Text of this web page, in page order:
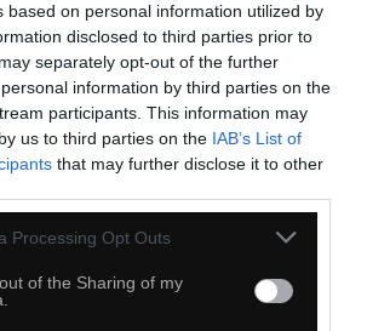
based on personal information utilized by
disclosed to third parties prior to
separately opt-out of the further
information by third parties on the
participants. This information may
us to third parties on the IAB’s List of
that may further disclose it to other
Processing Opt Outs
of the Sharing of my
28
Kopiuj link
Dodaj do przyjaciół
biedacka rzecz